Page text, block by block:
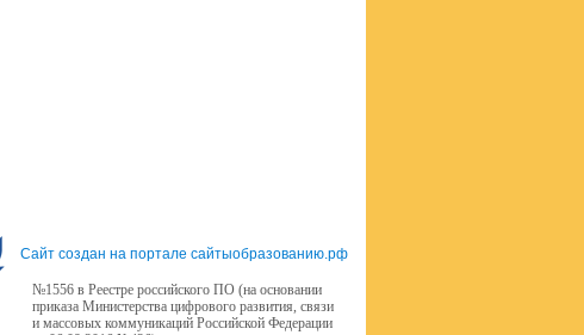
Сайт создан на портале сайтыобразованию.рф
№1556 в Реестре российского ПО (на основании
приказа Министерства цифрового развития, связи
и массовых коммуникаций Российской Федерации